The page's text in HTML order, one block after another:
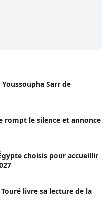
Sarr de
rompt le silence et annonce
choisis pour accueillir
livre sa lecture de la